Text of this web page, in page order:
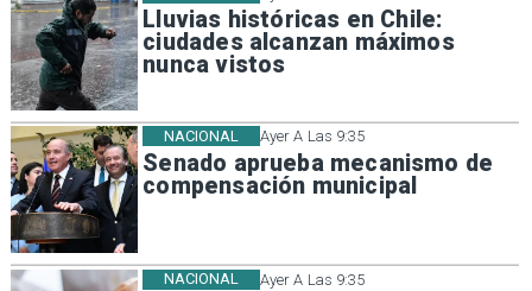
Lluvias históricas en Chile:
ciudades alcanzan máximos
nunca vistos
Ayer A Las 9:35
Senado aprueba mecanismo de
compensación municipal
NACIONAL
Ayer A Las 9:35
NACIONAL